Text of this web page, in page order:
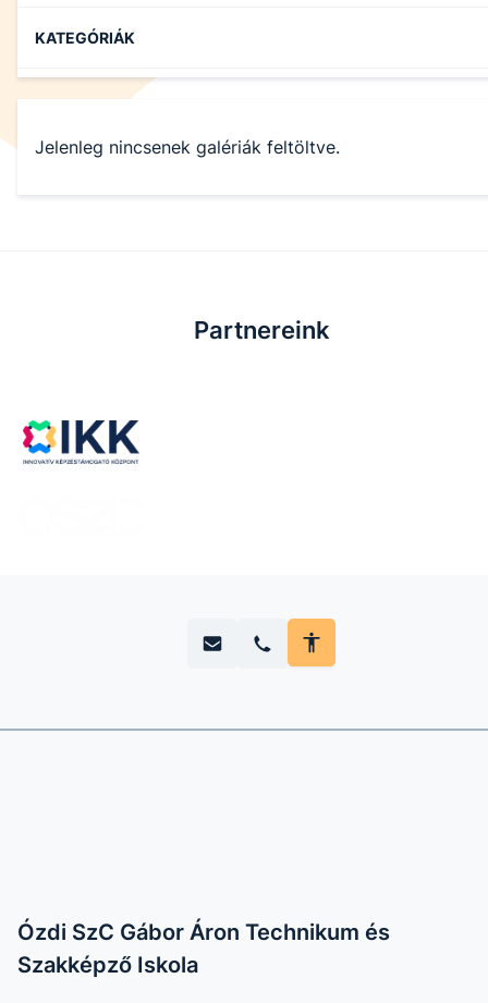
KATEGÓRIÁK
Jelenleg nincsenek galériák feltöltve.
Partnereink
Ózdi SzC Gábor Áron Technikum és
Szakképző Iskola